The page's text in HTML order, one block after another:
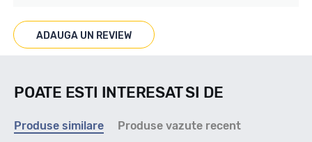
Marcat M+S
Indice viteza
ADAUGA UN REVIEW
POATE ESTI INTERESAT SI DE
Produse similare Produse vazute recent